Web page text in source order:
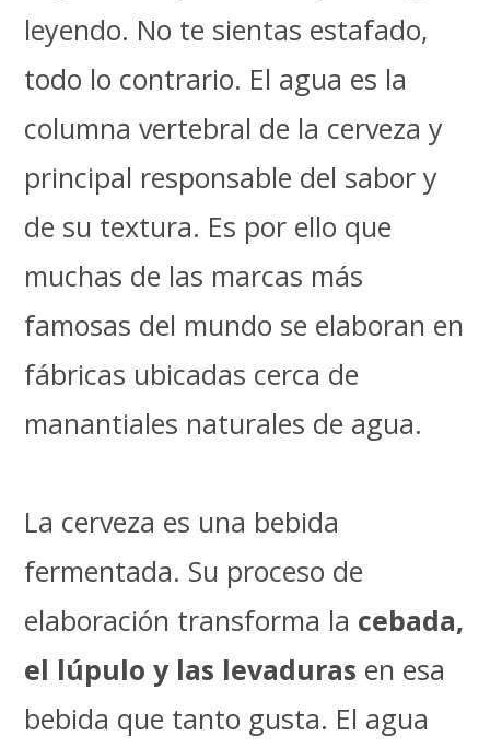
leyendo. No te sientas estafado,
todo lo contrario. El agua es la
columna vertebral de la cerveza y
principal responsable del sabor y
de su textura. Es por ello que
muchas de las marcas más
famosas del mundo se elaboran en
fábricas ubicadas cerca de
manantiales naturales de agua.
La cerveza es una bebida
fermentada. Su proceso de
elaboración transforma la cebada,
el lúpulo y las levaduras en esa
bebida que tanto gusta. El agua